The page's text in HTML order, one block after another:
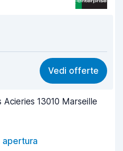
7,7
8,6
Vedi offerte
13010 Marseille
apertura